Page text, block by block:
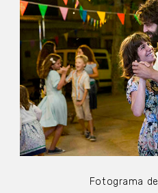
Fotograma de